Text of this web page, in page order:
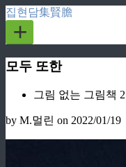
집현담集賢膽
+
모두 또한
그림 없는 그림책 2
by M.멀린 on 2022/01/19